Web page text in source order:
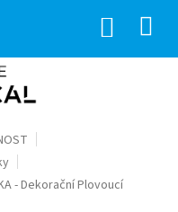
- Dekorační Plovoucí